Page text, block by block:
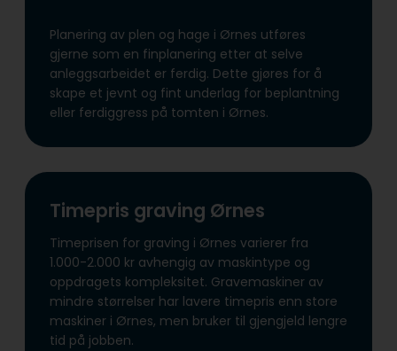
Planering av plen og hage i Ørnes utføres
gjerne som en finplanering etter at selve
anleggsarbeidet er ferdig. Dette gjøres for å
skape et jevnt og fint underlag for beplantning
eller ferdiggress på tomten i Ørnes.
Timepris graving Ørnes
Timeprisen for graving i Ørnes varierer fra
1.000-2.000 kr avhengig av maskintype og
oppdragets kompleksitet. Gravemaskiner av
mindre størrelser har lavere timepris enn store
maskiner i Ørnes, men bruker til gjengjeld lengre
tid på jobben.